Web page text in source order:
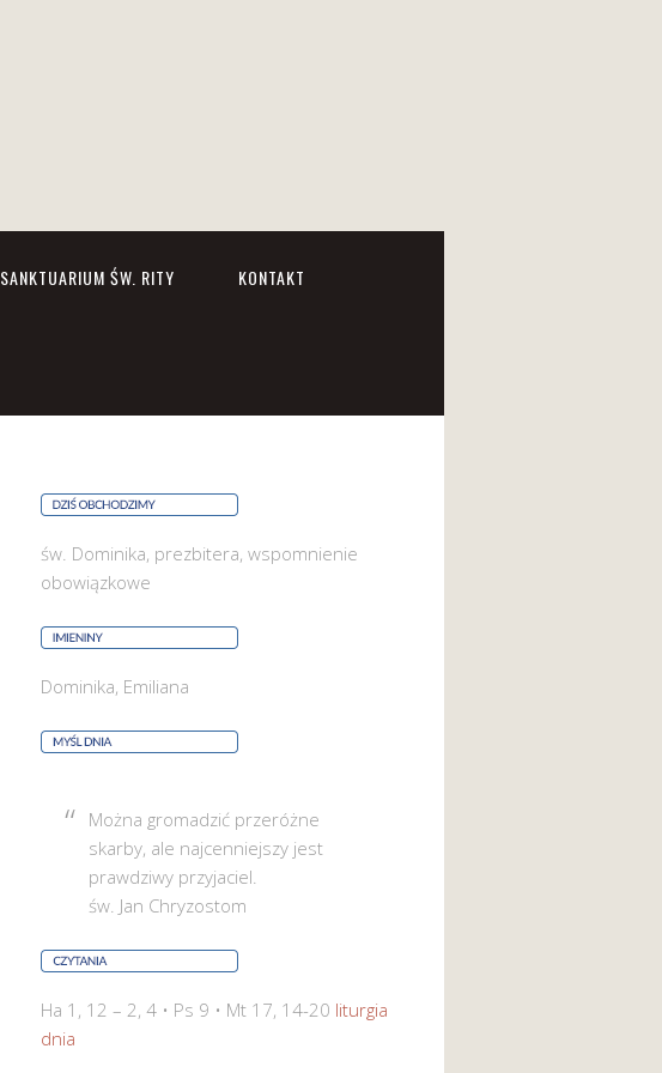
SANKTUARIUM ŚW. RITY KONTAKT
św. Dominika, prezbitera, wspomnienie
obowiązkowe
Dominika, Emiliana
Można gromadzić przeróżne
skarby, ale najcenniejszy jest
prawdziwy przyjaciel.
św. Jan Chryzostom
Ha 1, 12 – 2, 4 • Ps 9 • Mt 17, 14-20 liturgia
dnia